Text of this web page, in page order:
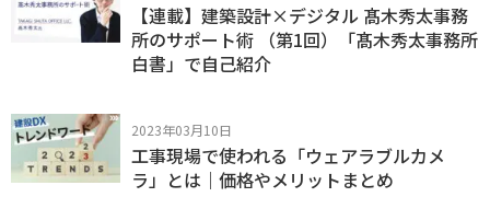
【連載】建築設計×デジタル 髙木秀太事務
所のサポート術 （第1回）「髙木秀太事務所
白書」で自己紹介
2023年03月10日
工事現場で使われる「ウェアラブルカメ
ラ」とは｜価格やメリットまとめ